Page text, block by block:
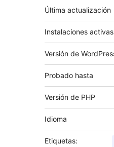
Última actualización
Instalaciones activas
Versión de
Probado hasta
Versión de PHP
Idioma
Etiquetas: